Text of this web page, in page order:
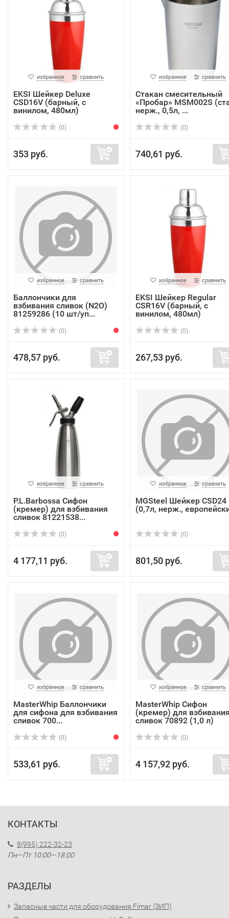
избранное сравнить
EKSI Шейкер Deluxe
CSD16V (барный, с
винилом, 480мл)
(0)
353 руб.
избранное сравнить
Стакан смесительный
«Пробар» MSM002S
нерж., 0,5л, ...
(0)
740,61 руб.
избранное сравнить
Баллончики для
взбивания сливок (N2O)
81259286 (10 шт/уп...
(0)
478,57 руб.
избранное сравнить
EKSI Шейкер Regular
CSR16V (барный, с
винилом, 480мл)
(0)
267,53 руб.
избранное сравнить
P.L.Barbossa Сифон
(кремер) для взбивания
сливок 81221538...
(0)
4 177,11 руб.
избранное сравнить
MGSteel Шейкер CSD24
(0,7л, нерж.,
(0)
801,50 руб.
избранное сравнить
MasterWhip Баллончики
для сифона для взбивания
сливок 700...
(0)
533,61 руб.
избранное сравнить
MasterWhip Сифон
(кремер) для
сливок 70892 (1,0 л)
(0)
4 157,92 руб.
КОНТАКТЫ
8(995) 222-32-23
Пн—Пт 10:00—18:00
РАЗДЕЛЫ
Запасные части для оборудования Fimar (ЗИП)